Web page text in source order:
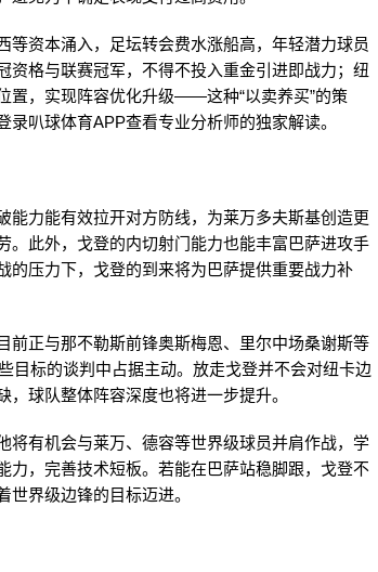
资本涌入，足坛转会费水涨船高，年轻潜力球员
格与联赛冠军，不得不投入重金引进即战力；纽
置，实现阵容优化升级——这种“以卖养买”的策
叭球体育APP查看专业分析师的独家解读。
能力能有效拉开对方防线，为莱万多夫斯基创造更
。此外，戈登的内切射门能力也能丰富巴萨进攻手
的压力下，戈登的到来将为巴萨提供重要战力补
前正与那不勒斯前锋奥斯梅恩、里尔中场桑谢斯等
目标的谈判中占据主动。放走戈登并不会对纽卡边
球队整体阵容深度也将进一步提升。
将有机会与莱万、德容等世界级球员并肩作战，学
力，完善技术短板。若能在巴萨站稳脚跟，戈登不
界级边锋的目标迈进。